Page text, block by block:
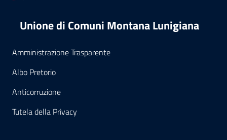
Unione di Comuni Montana Lunigiana
Amministrazione Trasparente
Albo Pretorio
Anticorruzione
Tutela della Privacy